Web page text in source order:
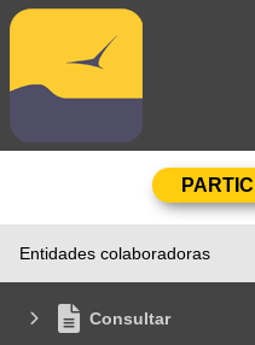
Entidades colaboradoras
Consultar